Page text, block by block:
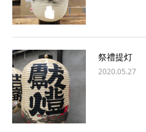
祭禮提灯
2020.05.27